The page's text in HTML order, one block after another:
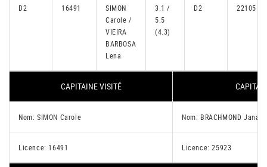
D2 16491
SIMON
Carole /
VIEIRA
BARBOSA
Lena
3.1 /
5.5
(4.3)
D2 22105
CAPITAINE VISITÉ
Nom: SIMON Carole Nom: BRACHMOND Jana
Licence: 16491 Licence: 25923